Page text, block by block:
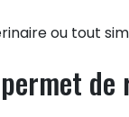
ou tout